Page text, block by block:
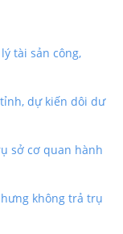
tài sản công,
dự kiến dôi dư
sở cơ quan hành
không trả trụ